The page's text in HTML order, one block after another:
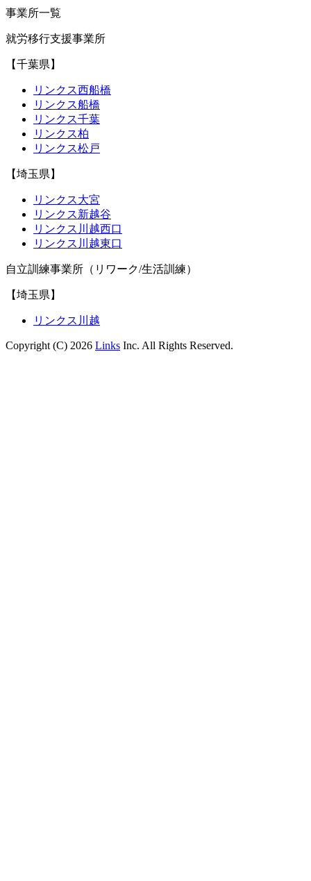
事業所一覧
就労移行支援事業所
【千葉県】
リンクス西船橋
リンクス船橋
リンクス千葉
リンクス柏
リンクス松戸
【埼玉県】
リンクス大宮
リンクス新越谷
リンクス川越西口
リンクス川越東口
自立訓練事業所（リワーク/生活訓練）
【埼玉県】
リンクス川越
Copyright (C) 2026 Links Inc. All Rights Reserved.